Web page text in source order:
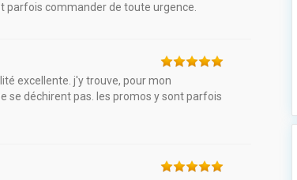
parfois commander de toute urgence.
excellente. j'y trouve, pour mon
se déchirent pas. les promos y sont parfois